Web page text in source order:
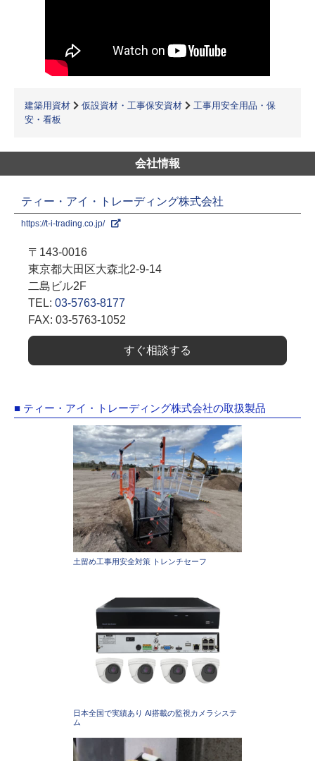
建築用資材 仮設資材・工事保安資材
工事用安全用品・保
安・看板
会社情報
ティー・アイ・トレーディング株式会社
https://t-i-trading.co.jp/
〒143-0016
東京都大田区大森北2-9-14
二島ビル2F
TEL: 03-5763-8177
FAX: 03-5763-1052
すぐ相談する
■ ティー・アイ・トレーディング株式会社の取扱製品
土留め工事用安全対策 トレンチセーフ
日本全国で実績あり AI搭載の監視カメラシステ
ム